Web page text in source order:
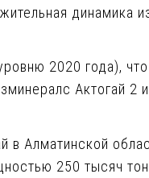
динамика
2020 года),
Актогай 2 и
в Алматинской
250 тысяч